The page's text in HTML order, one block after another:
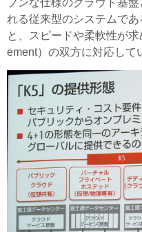
プンな仕様のクラウド基
れる従来型のシステムであ
と、スピードや柔軟性が
ement）の双方に対応して